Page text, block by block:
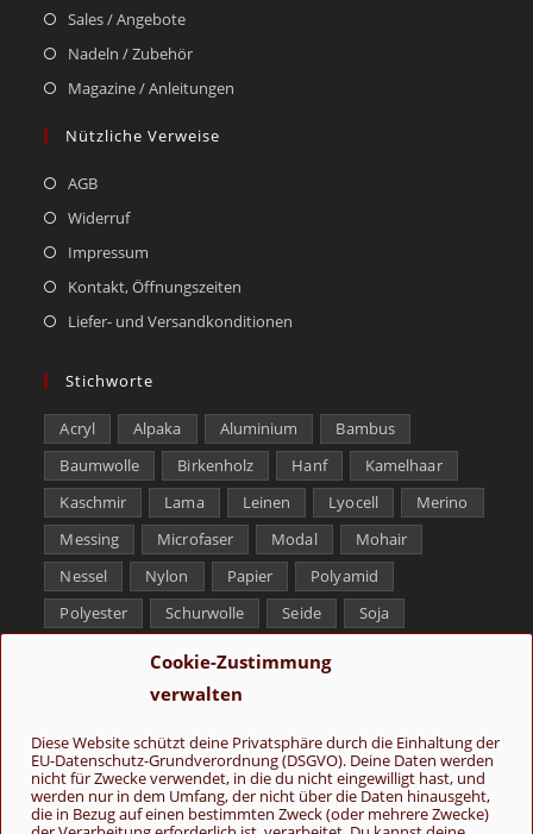
Cookie-Zustimmung
verwalten
Diese Website schützt deine Privatsphäre durch die Einhaltung der
EU-Datenschutz-Grundverordnung (DSGVO). Deine Daten werden
nicht für Zwecke verwendet, in die du nicht eingewilligt hast, und
werden nur in dem Umfang, der nicht über die Daten hinausgeht,
die in Bezug auf einen bestimmten Zweck (oder mehrere Zwecke)
Sales / Angebote
Nadeln / Zubehör
Magazine / Anleitungen
Nützliche Verweise
AGB
Widerruf
Impressum
Kontakt, Öffnungszeiten
Liefer- und Versandkonditionen
Stichworte
Acryl Alpaka Aluminium
Bambus
Baumwolle
Birkenholz Hanf
Kamelhaar
Kaschmir
Lama Leinen Lyocell
Merino
Messing
Microfaser Modal
Mohair
Nessel
Nylon Papier
Polyamid
Polyester
Schurwolle Seide
Soja
Tencel
Yak
Folge uns